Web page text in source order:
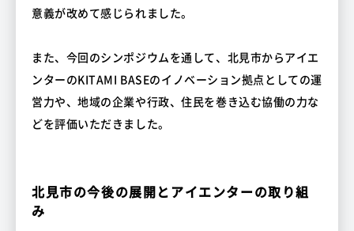
意義が改めて感じられました。
また、今回のシンポジウムを通して、北見市からアイエ
ンターのKITAMI BASEのイノベーション拠点としての運
営力や、地域の企業や行政、住民を巻き込む協働の力な
どを評価いただきました。
北見市の今後の展開とアイエンターの取り組
み